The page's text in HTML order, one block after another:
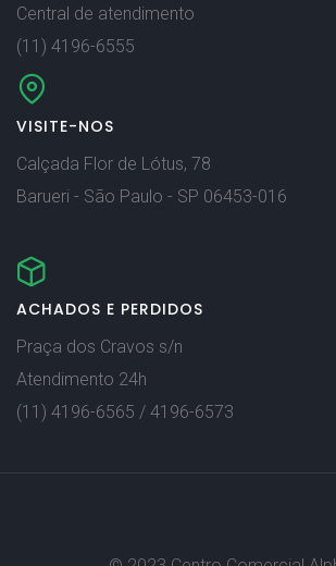
Central de atendimento
(11) 4196-6555
VISITE-NOS
Calçada Flor de Lótus, 78
Barueri - São Paulo - SP 06453-016
ACHADOS E PERDIDOS
Praça dos Cravos s/n
Atendimento 24h
(11) 4196-6565 / 4196-6573